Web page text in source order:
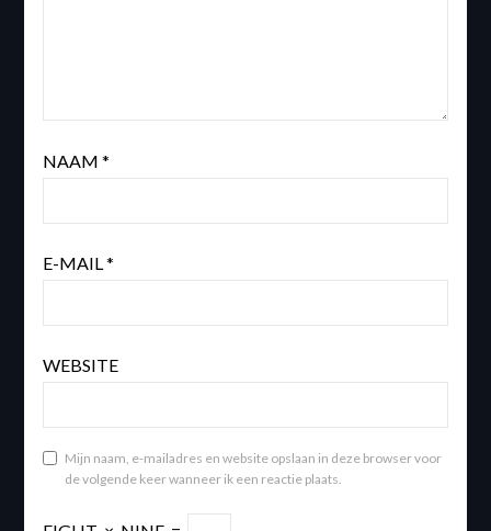
NAAM *
E-MAIL*
WEBSITE
Mijn naam, e-mailadres en website opslaan in deze browser voor
de volgende keer wanneer ik een reactie plaats.